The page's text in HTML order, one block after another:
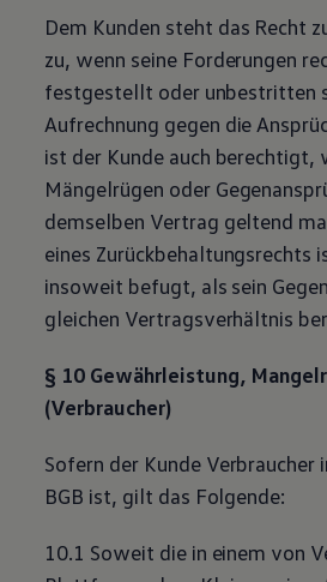
Dem Kunden steht das Recht
zu, wenn seine Forderungen
festgestellt oder unbestritten
Aufrechnung gegen die
ist der Kunde auch berechtigt,
Mängelrügen oder
demselben Vertrag geltend
eines Zurückbehaltungsrechts
insoweit befugt, als sein
gleichen Vertragsverhältnis
§ 10 Gewährleistung,
(Verbraucher)
Sofern der Kunde Verbraucher
BGB ist, gilt das Folgende:
10.1 Soweit die in einem von